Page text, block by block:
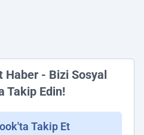
Haber - Bizi Sosyal
Takip Edin!
Takip Et